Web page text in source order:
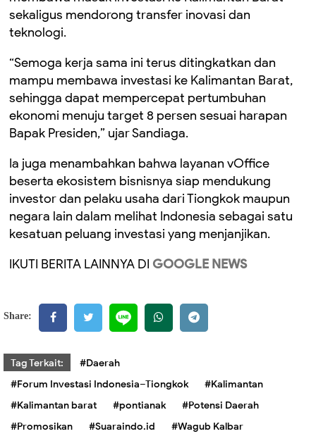
sekaligus mendorong transfer inovasi dan
teknologi.
“Semoga kerja sama ini terus ditingkatkan dan
mampu membawa investasi ke Kalimantan Barat,
sehingga dapat mempercepat pertumbuhan
ekonomi menuju target 8 persen sesuai harapan
Bapak Presiden,” ujar Sandiaga.
Ia juga menambahkan bahwa layanan vOffice
beserta ekosistem bisnisnya siap mendukung
investor dan pelaku usaha dari Tiongkok maupun
negara lain dalam melihat Indonesia sebagai satu
kesatuan peluang investasi yang menjanjikan.
IKUTI BERITA LAINNYA DI GOOGLE NEWS
Share:
Tag Terkait:
#Daerah
#Forum Investasi Indonesia–Tiongkok
#Kalimantan
#Kalimantan barat
#pontianak
#Potensi Daerah
#Promosikan
#Suaraindo.id #Wagub Kalbar